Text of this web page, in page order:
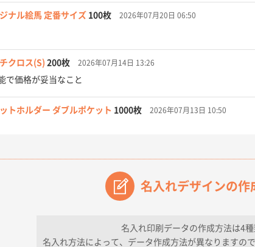
ナル絵馬 定番サイズ 100枚 2026年07月20日 06:50
クロス(S) 200枚 2026年07月14日 13:26
で価格が妥当なこと
トホルダー ダブルポケット 1000枚 2026年07月13日 10:50
商品】特別ご注文ページ043000枚 2026年07月03日 09:23
名入れデザインの作
名入れ印刷データの作成方法は4種
名入れ方法によって、データ作成方法が異なりますの